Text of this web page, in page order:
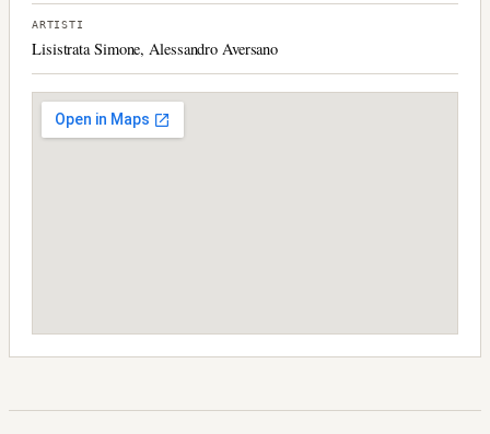
ARTISTI
Lisistrata Simone, Alessandro Aversano